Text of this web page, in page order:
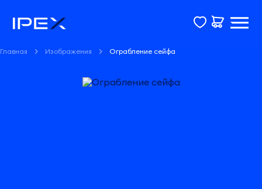
Главная Изображения Ограбление сейфа